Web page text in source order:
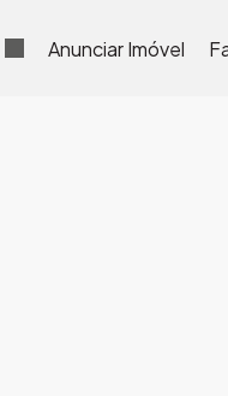
Anunciar Imóvel